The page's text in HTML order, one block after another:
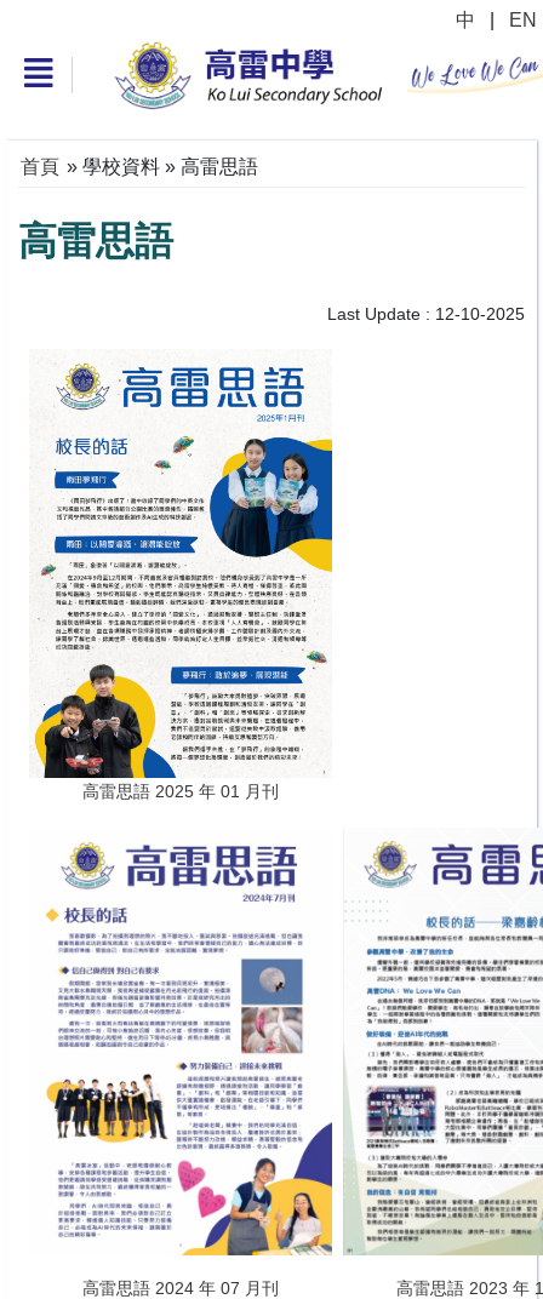
中 EN
首頁 » 學校資料 » 高雷思語
高雷思語
Last Update : 12-10-2025
高雷思語 2025 年 01 月刊
高雷思語 2024 年 07 月刊 高雷思語 2023 年